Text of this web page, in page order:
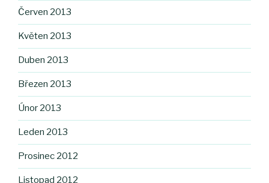
Červen 2013
Květen 2013
Duben 2013
Březen 2013
Únor 2013
Leden 2013
Prosinec 2012
Listopad 2012